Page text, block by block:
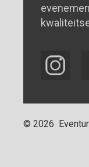
© 2026